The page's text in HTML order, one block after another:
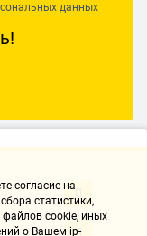
данных
согласие на
статистики,
файлов cookie, иных
о Вашем ip-